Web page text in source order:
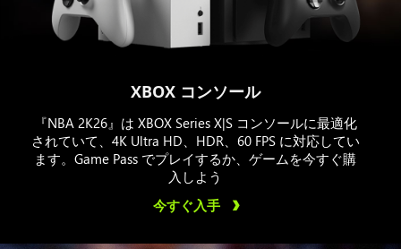
XBOX コンソール
『NBA 2K26』は XBOX Series X|S コンソールに最適化
されていて、4K Ultra HD、HDR、60 FPS に対応してい
ます。Game Pass でプレイするか、ゲームを今すぐ購
入しよう
今すぐ入手